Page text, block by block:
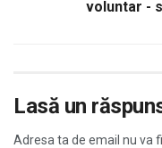
voluntar -
Lasă un
Adresa ta de email nu va